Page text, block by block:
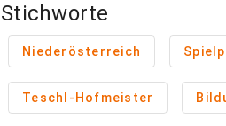
Stichworte
Niederösterreich
Teschl-Hofmeister